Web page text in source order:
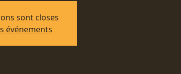
sont closes
événements